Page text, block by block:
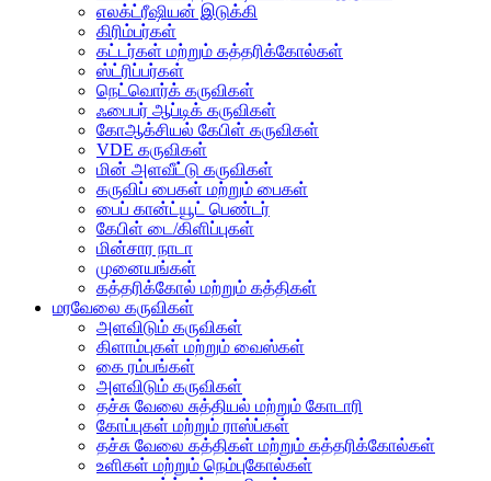
எலக்ட்ரீஷியன் இடுக்கி
கிரிம்பர்கள்
கட்டர்கள் மற்றும் கத்தரிக்கோல்கள்
ஸ்ட்ரிப்பர்கள்
நெட்வொர்க் கருவிகள்
ஃபைபர் ஆப்டிக் கருவிகள்
கோஆக்சியல் கேபிள் கருவிகள்
VDE கருவிகள்
மின் அளவீட்டு கருவிகள்
கருவிப் பைகள் மற்றும் பைகள்
பைப் கான்ட்யூட் பெண்டர்
கேபிள் டை/கிளிப்புகள்
மின்சார நாடா
முனையங்கள்
கத்தரிக்கோல் மற்றும் கத்திகள்
மரவேலை கருவிகள்
அளவிடும் கருவிகள்
கிளாம்புகள் மற்றும் வைஸ்கள்
கை ரம்பங்கள்
அளவிடும் கருவிகள்
தச்சு வேலை சுத்தியல் மற்றும் கோடாரி
கோப்புகள் மற்றும் ராஸ்ப்கள்
தச்சு வேலை கத்திகள் மற்றும் கத்தரிக்கோல்கள்
உளிகள் மற்றும் நெம்புகோல்கள்